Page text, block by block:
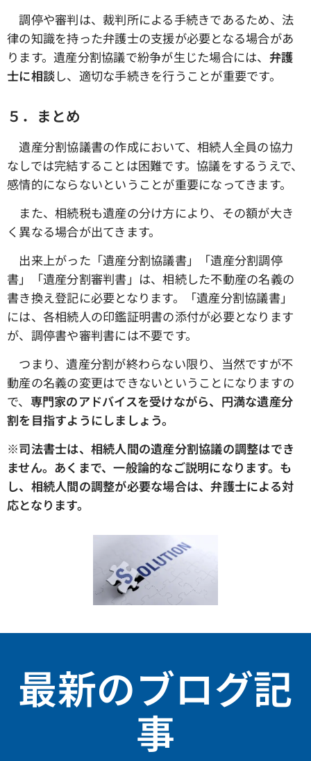
調停や審判は、裁判所による手続きであるため、法
律の知識を持った弁護士の支援が必要となる場合があ
ります。遺産分割協議で紛争が生じた場合には、 弁護
士に相談し、適切な手続きを行うことが重要です。
５．まとめ
遺産分割協議書の作成において、相続人全員の協力
なしでは完結することは困難です。協議をするうえで、
感情的にならないということが重要になってきます。
また、相続税も遺産の分け方により、その額が大き
く異なる場合が出てきます。
出来上がった「遺産分割協議書」「遺産分割調停
書」「遺産分割審判書」は、相続した不動産の名義の
書き換え登記に必要となります。「遺産分割協議書」
には、各相続人の印鑑証明書の添付が必要となります
が、調停書や審判書には不要です。
つまり、遺産分割が終わらない限り、当然ですが不
動産の名義の変更はできないということになりますの
で、 専門家のアドバイスを受けながら、円満な遺産分
割を目指すようにしましょう。
※司法書士は、相続人間の遺産分割協議の調整はでき
ません。あくまで、一般論的なご説明になります。も
し、相続人間の調整が必要な場合は、弁護士による対
応となります。
最新のブログ記
事